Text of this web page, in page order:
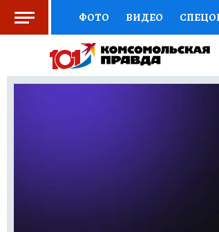
ФОТО ВИДЕО
СОЦПОДДЕРЖКА НАУКА
ВЫБОР ЭКСПЕРТОВ